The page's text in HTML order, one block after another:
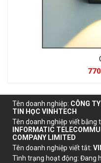
Tên doanh nghiệp: CÔNG
TIN HỌC VINHTECH
Tên doanh nghiệp viết bằng
INFORMATIC
COMPANY LIMITED
Tên doanh nghiệp viết tắt:
Tình trạng hoạt động: Đang